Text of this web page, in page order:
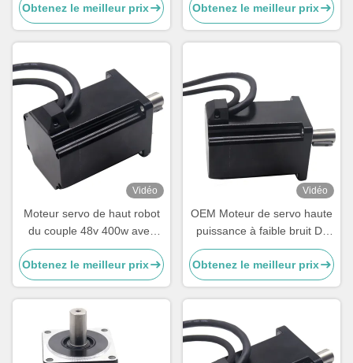
robotique
Obtenez le meilleur prix
Obtenez le meilleur prix
Vidéo
Moteur servo de haut robot
du couple 48v 400w avec
l'encodeur par
accroissement
Obtenez le meilleur prix
Vidéo
OEM Moteur de servo haute
puissance à faible bruit Dc
Noir 6cm 48v 400w
Obtenez le meilleur prix